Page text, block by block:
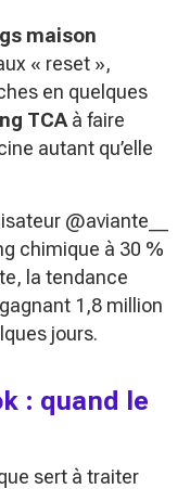
maison
« reset »,
en quelques
TCA à faire
autant qu’elle
@aviante__
chimique à 30 %
la tendance
1,8 million
jours.
: quand le
sert à traiter